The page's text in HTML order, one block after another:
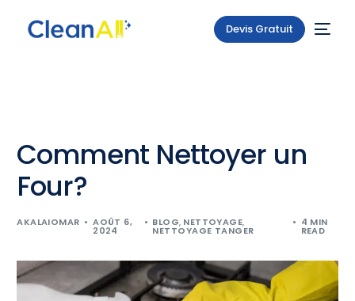
Devis Gratuit
Comment Nettoyer un
Four?
AKALAIOMAR AOÛT 6,
2024
BLOG, NETTOYAGE,
NETTOYAGE TANGER
4 MIN
READ